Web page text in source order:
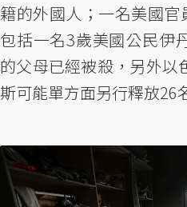
籍的外國人；一名美國官
包括一名3歲美國公民伊
的父母已經被殺，另外以
斯可能單方面另行釋放26